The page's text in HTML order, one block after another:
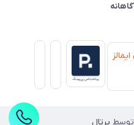
پرتال